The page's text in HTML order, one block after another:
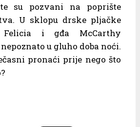
su pozvani na poprište
U sklopu drske pljačke
i gđa McCarthy
u gluho doba noći.
pronaći prije nego što